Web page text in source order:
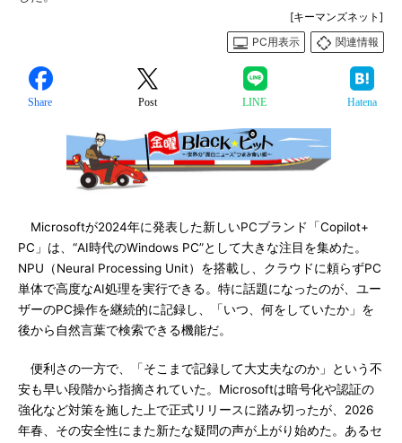
[キーマンズネット]
PC用表示
関連情報
Share Post LINE Hatena
Microsoftが2024年に発表した新しいPCブランド「Copilot+
PC」は、“AI時代のWindows PC”として大きな注目を集めた。
NPU（Neural Processing Unit）を搭載し、クラウドに頼らずPC
単体で高度なAI処理を実行できる。特に話題になったのが、ユー
ザーのPC操作を継続的に記録し、「いつ、何をしていたか」を
後から自然言葉で検索できる機能だ。
便利さの一方で、「そこまで記録して大丈夫なのか」という不
安も早い段階から指摘されていた。Microsoftは暗号化や認証の
強化など対策を施した上で正式リリースに踏み切ったが、2026
年春、その安全性にまた新たな疑問の声が上がり始めた。あるセ